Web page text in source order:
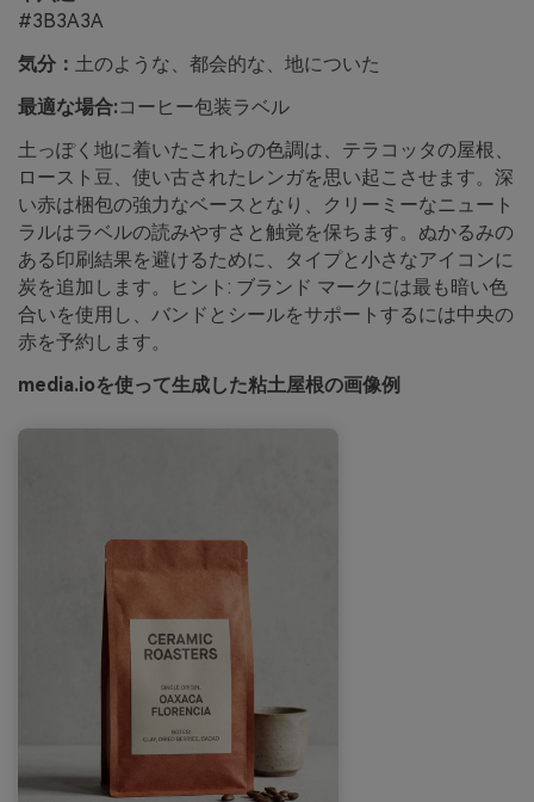
#3B3A3A
気分： 土のような、都会的な、地についた
最適な場合:コーヒー包装ラベル
土っぽく地に着いたこれらの色調は、テラコッタの屋根、
ロースト豆、使い古されたレンガを思い起こさせます。深
い赤は梱包の強力なベースとなり、クリーミーなニュート
ラルはラベルの読みやすさと触覚を保ちます。ぬかるみの
ある印刷結果を避けるために、タイプと小さなアイコンに
炭を追加します。ヒント: ブランド マークには最も暗い色
合いを使用し、バンドとシールをサポートするには中央の
赤を予約します。
media.ioを使って生成した粘土屋根の画像例